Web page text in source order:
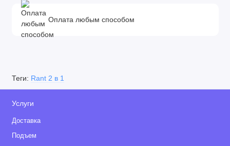
Оплата любым способом
Теги: Rant 2 в 1
Услуги
Доставка
Подъем